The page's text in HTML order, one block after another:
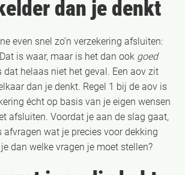
dan je denkt
even snel zo’n verzekering afsluiten:
is waar, maar is het dan ook goed
dat helaas niet het geval. Een aov zit
dan je denkt. Regel 1 bij de aov is
écht op basis van je eigen wensen
afsluiten. Voordat je aan de slag gaat,
afvragen wat je precies voor dekking
dan welke vragen je moet stellen?